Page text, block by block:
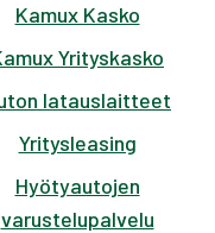
Kamux Kasko
Yrityskasko
latauslaitteet
Yritysleasing
Hyötyautojen
varustelupalvelu